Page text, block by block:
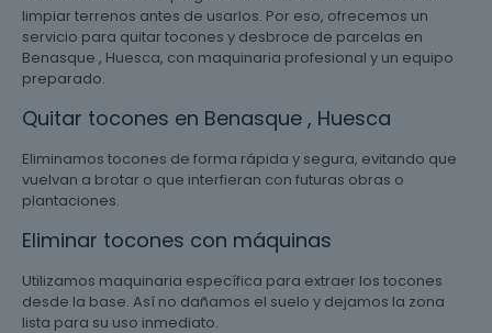
limpiar terrenos antes de usarlos. Por eso, ofrecemos un
servicio para quitar tocones y desbroce de parcelas en
Benasque , Huesca, con maquinaria profesional y un equipo
preparado.
Quitar tocones en Benasque , Huesca
Eliminamos tocones de forma rápida y segura, evitando que
vuelvan a brotar o que interfieran con futuras obras o
plantaciones.
Eliminar tocones con máquinas
Utilizamos maquinaria específica para extraer los tocones
desde la base. Así no dañamos el suelo y dejamos la zona
lista para su uso inmediato.